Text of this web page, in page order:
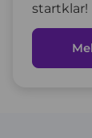
startklar!